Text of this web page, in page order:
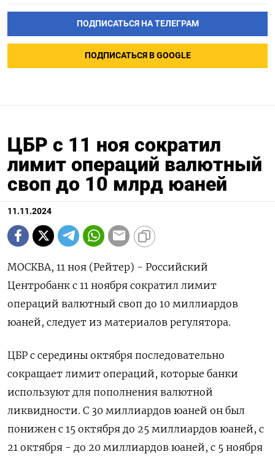
ПОДПИСАТЬСЯ НА ТЕЛЕГРАМ
ПОДПИСАТЬСЯ В GOOGLE
ЦБР с 11 ноя сократил
лимит операций валютный
своп до 10 млрд юаней
11.11.2024
МОСКВА, 11 ноя (Рейтер) - Российский
Центробанк с 11 ноября сократил лимит
операций валютный своп до 10 миллиардов
юаней, следует из материалов регулятора.
ЦБР с середины октября последовательно
сокращает лимит операций, которые банки
используют для пополнения валютной
ликвидности. С 30 миллиардов юаней он был
понижен с 15 октября до 25 миллиардов юаней, с
21 октября - до 20 миллиардов юаней, с 5 ноября